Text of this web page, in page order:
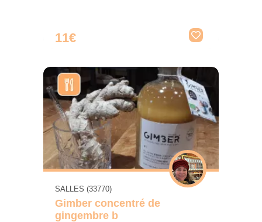
11€
SALLES (33770)
Gimber concentré de
gingembre b